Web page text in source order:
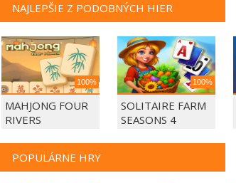
NAJLEPŠIE Z PODOBNÝCH HIER
100%
MAHJONG FOUR
RIVERS
100%
SOLITAIRE FARM
SEASONS 4
POPULÁRNE HRY